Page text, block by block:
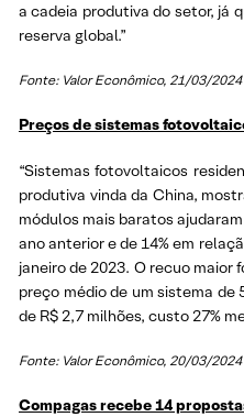
a cadeia produtiva do setor, já
reserva global.”
Fonte: Valor Econômico, 21/03/2024
Preços de sistemas
“Sistemas fotovoltaicos
produtiva vinda da China,
módulos mais baratos
ano anterior e de 14% em
janeiro de 2023. O recuo maior
preço médio de um sistema de
de R$ 2,7 milhões, custo 27%
Fonte: Valor Econômico, 20/03/2024
Compagas recebe 14